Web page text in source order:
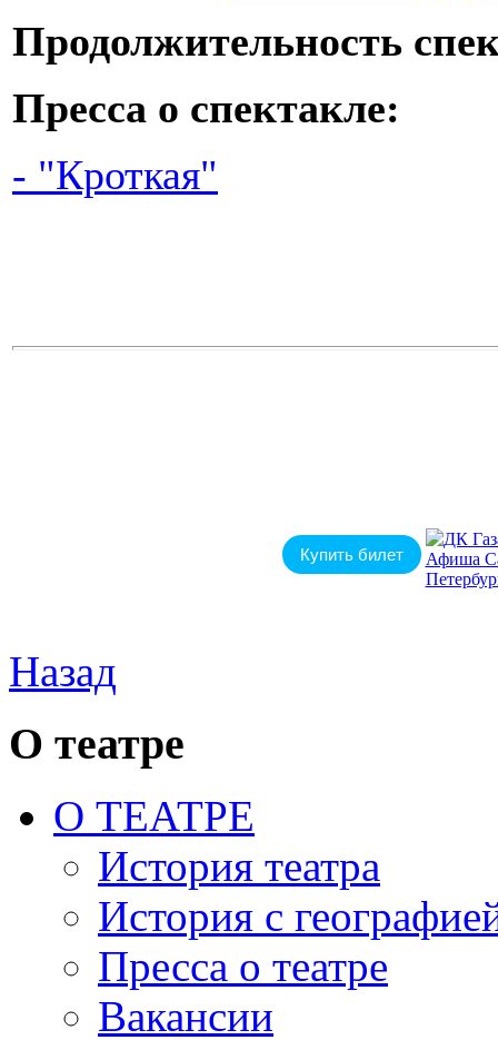
Продолжительность
Пресса о спектакле:
- "Кроткая"
Купить билет
Назад
О театре
О ТЕАТРЕ
История театра
История с
Пресса о театре
Вакансии